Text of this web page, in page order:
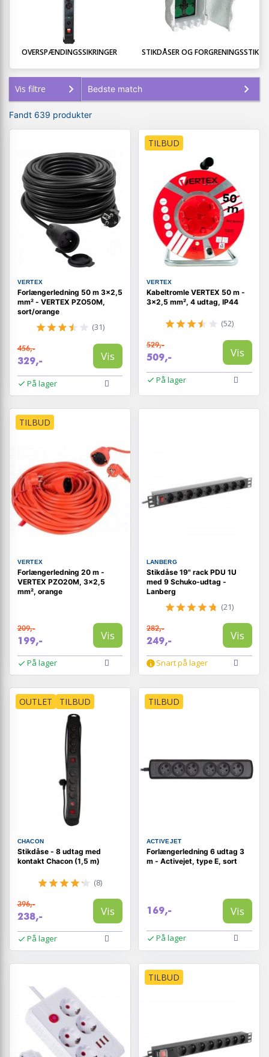
OVERSPÆNDINGSSIKRINGER STIKDÅSER OG FORGRENINGSSTIK
Vis filtre
Fandt 639 produkter
VERTEX
Forlængerledning 50 m 3×2,5
mm² - VERTEX PZO50M,
sort/orange
(31)
456,-
329,- Vis
På lager
TILBUD
VERTEX
Kabeltromle VERTEX 50 m -
3×2,5 mm², 4 udtag, IP44
(52)
529,-
509,- Vis
På lager
TILBUD
VERTEX
Forlængerledning 20 m -
VERTEX PZO20M, 3×2,5
mm², orange
209,-
199,- Vis
På lager
LANBERG
Stikdåse 19" rack PDU 1U
med 9 Schuko-udtag -
Lanberg
(21)
282,-
249,- Vis
Snart på lager
OUTLET TILBUD
CHACON
Stikdåse - 8 udtag med
kontakt Chacon (1,5 m)
(8)
396,-
238,- Vis
På lager
TILBUD
ACTIVEJET
Forlængerledning 6 udtag 3
m - Activejet, type E, sort
169,- Vis
På lager
TILBUD